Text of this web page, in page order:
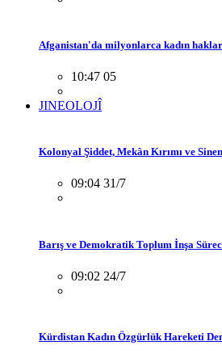
Afganistan'da milyonlarca kadın
10:47 05
JINEOLOJÎ
Kolonyal Şiddet, Mekân Kırımı ve
09:04 31/7
Barış ve Demokratik Toplum İnşa
09:02 24/7
Kürdistan Kadın Özgürlük Hareketi